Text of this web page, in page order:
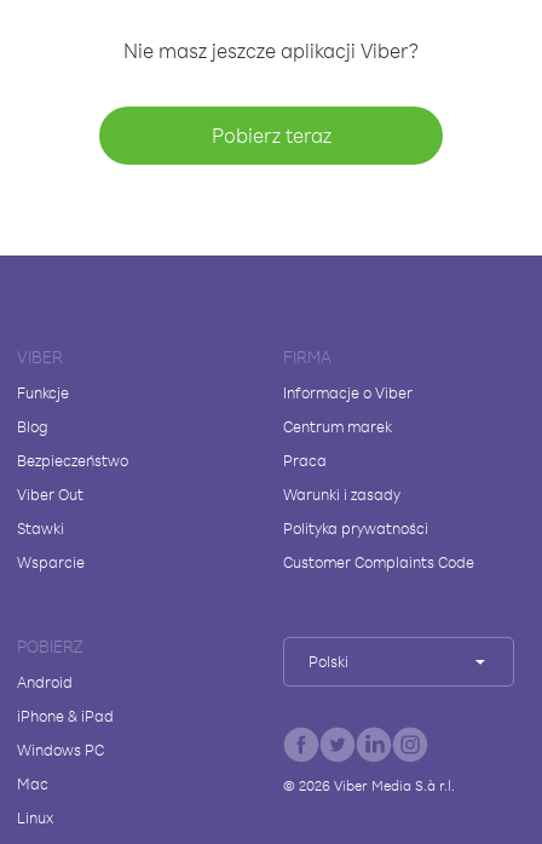
Nie masz jeszcze aplikacji Viber?
Pobierz teraz
VIBER
Funkcje
Blog
Bezpieczeństwo
Viber Out
Stawki
Wsparcie
FIRMA
Informacje o Viber
Centrum marek
Praca
Warunki i zasady
Polityka prywatności
Customer Complaints Code
POBIERZ
Android
iPhone & iPad
Windows PC
Mac
Linux
Polski
© 2026Viber Media S.à r.l.